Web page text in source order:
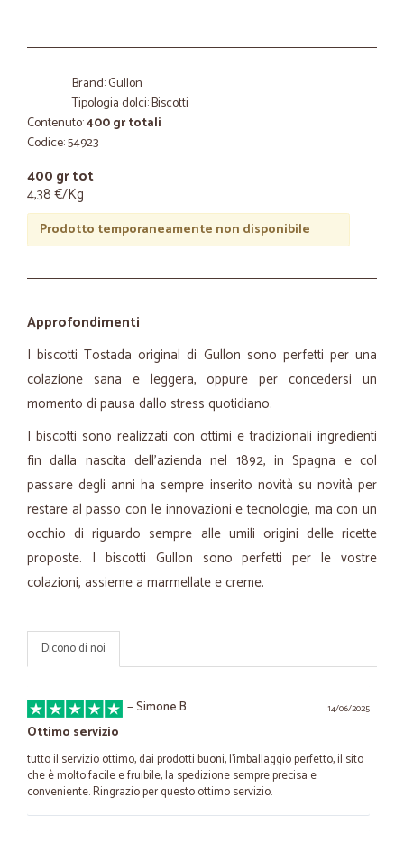
Brand: Gullon
Tipologia dolci: Biscotti
Contenuto:400 gr totali
Codice: 54923
400 gr tot
4,38 €/Kg
Prodotto temporaneamente non disponibile
Approfondimenti
I biscotti Tostada original di Gullon sono perfetti per una
colazione sana e leggera, oppure per concedersi un
momento di pausa dallo stress quotidiano.
I biscotti sono realizzati con ottimi e tradizionali ingredienti
fin dalla nascita dell'azienda nel 1892, in Spagna e col
passare degli anni ha sempre inserito novità su novità per
restare al passo con le innovazioni e tecnologie, ma con un
occhio di riguardo sempre alle umili origini delle ricette
proposte. I biscotti Gullon sono perfetti per le vostre
colazioni, assieme a marmellate e creme.
Dicono di noi
14/06/2025
—Simone B.
Ottimo servizio
tutto il servizio ottimo, dai prodotti buoni, l'imballaggio perfetto, il sito
che è molto facile e fruibile, la spedizione sempre precisa e
conveniente. Ringrazio per questo ottimo servizio.